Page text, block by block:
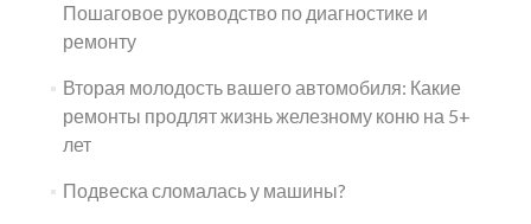
Пошаговое руководство по диагностике и
ремонту
Вторая молодость вашего автомобиля: Какие
ремонты продлят жизнь железному коню на 5+
лет
Подвеска сломалась у машины?